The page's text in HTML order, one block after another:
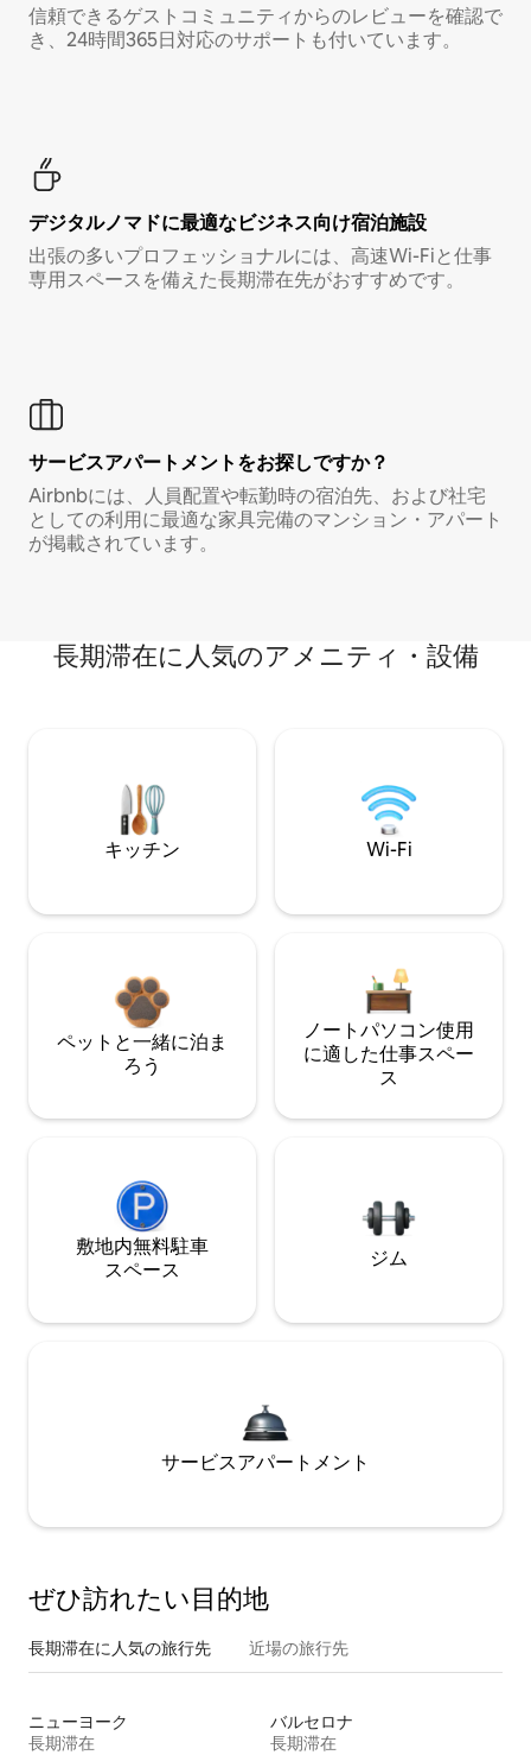
信頼できるゲストコミュニティからのレビューを確認で
き、24時間365日対応のサポートも付いています。
デジタルノマド⁠に最⁠適⁠なビ⁠ジ⁠ネ⁠ス⁠向⁠け宿⁠泊⁠施⁠設
出張の多いプロフェッショナルには、高速Wi-Fiと仕事
専用スペースを備えた長期滞在先がおすすめです。
サービスアパートメントをお探しですか？
Airbnbには、人員配置や転勤時の宿泊先、および社宅
としての利用に最適な家具完備のマンション・アパート
が掲載されています。
長期滞在に人気のアメニティ・設備
キッチン Wi-Fi
ペットと一緒に泊ま
ろう
ノートパソコン使用
に適した仕事スペー
ス
敷地内無料駐⁠車
ス⁠ペ⁠ー⁠ス
ジム
サービスアパートメント
ぜひ訪⁠れ⁠た⁠い目⁠的⁠地
長期滞在に人気の旅行先 近場の旅行先
ニューヨーク
長期滞在
バルセロナ
長期滞在